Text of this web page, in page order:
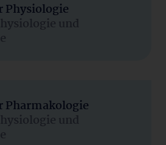
und
und